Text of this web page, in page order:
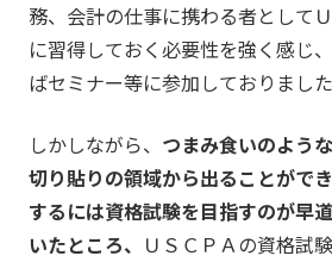
務、会計の仕事に携わる者として
に習得しておく必要性を強く感じ
ばセミナー等に参加しておりました
しかしながら、 つまみ食いのよう
切り貼りの領域から出ることがで
するには資格試験を目指すのが早
いたところ、 ＵＳＣＰＡの資格試